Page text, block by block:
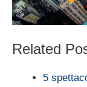
Related
5